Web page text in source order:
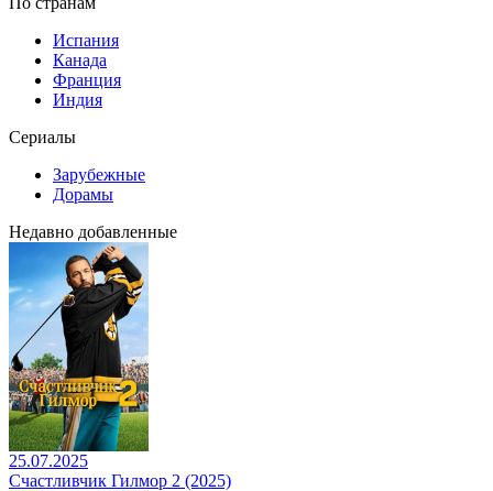
Испания
Канада
Франция
Индия
Сериалы
Зарубежные
Дорамы
Недавно добавленные
25.07.2025
Счастливчик Гилмор 2 (2025)